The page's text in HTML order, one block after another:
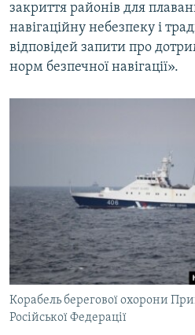
закриття районів для
навігаційну небезпеку і
відповідей запити про
норм безпечної навігації».
Корабель берегової охорони
Російської Федерації